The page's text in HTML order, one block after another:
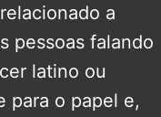
a
pessoas falando
latino ou
para o papel e,